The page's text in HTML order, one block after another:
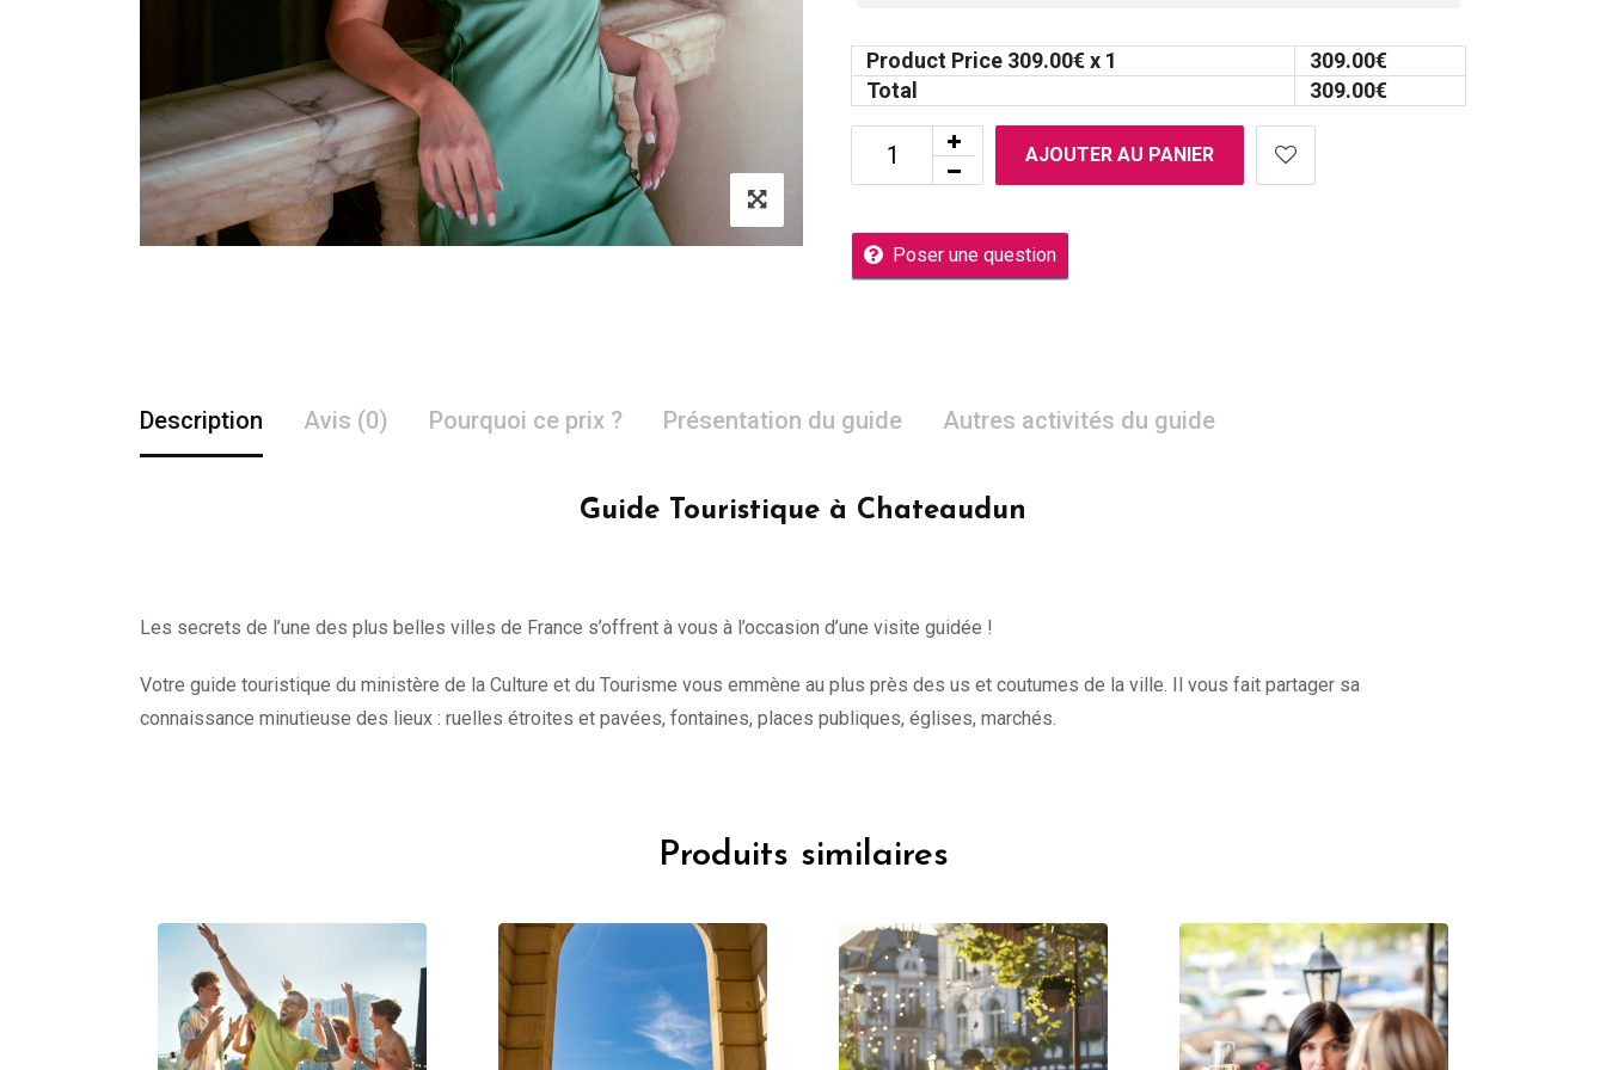
Product Price 309.00€ x 1 309.00€
Total
309.00€
AJOUTER AU PANIER
Poser une question
Description Avis (0) Pourquoi ce prix ? Présentation du guide Autres activités du guide
Guide Touristique à Chateaudun
Les secrets de l’une des plus belles villes de France s’offrent à vous à l’occasion d’une visite guidée !
Votre guide touristique du ministère de la Culture et du Tourisme vous emmène au plus près des us et coutumes de la ville. Il vous fait partager sa
connaissance minutieuse des lieux : ruelles étroites et pavées, fontaines, places publiques, églises, marchés.
Produits similaires